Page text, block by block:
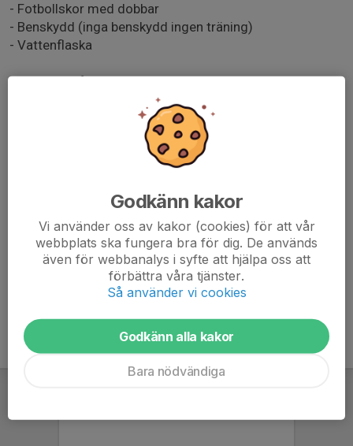
- Fotbollskor med dobbar
- Benskydd (inga benskydd ingen träning)
- Vattenflaska
Ansvar hos föräldrar
- Se till att spelaren är redo att 100% på träningen i alla
- Se till att spelaren ätit mellanmål innan träningen
- Se till att meddela om spelaren inte kan delta på
- Träningen börjar kl 17:30 då är man ombytt och redo
IMG-20240210-WA0000.jpg
Godkänn kakor
Vi använder oss av kakor (cookies) för att vår
webbplats ska fungera bra för dig. De används
även för webbanalys i syfte att hjälpa oss att
förbättra våra tjänster.
Så använder vi cookies
Godkänn alla kakor
Bara nödvändiga